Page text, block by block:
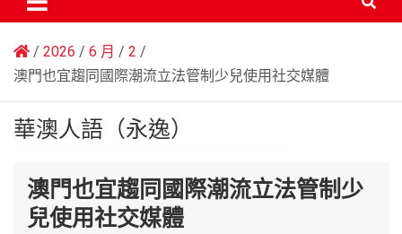
2026 6 月
2
澳門也宜趨同國際潮流立法管制少兒使用社交媒體
華澳人語（永逸）
澳門也宜趨同國際潮流立法管制少
兒使用社交媒體